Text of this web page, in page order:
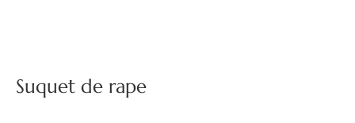
Suquet de rape